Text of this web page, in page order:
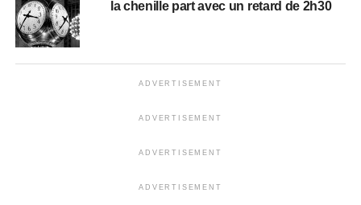
la chenille part avec un retard de 2h30
ADVERTISEMENT
ADVERTISEMENT
ADVERTISEMENT
ADVERTISEMENT